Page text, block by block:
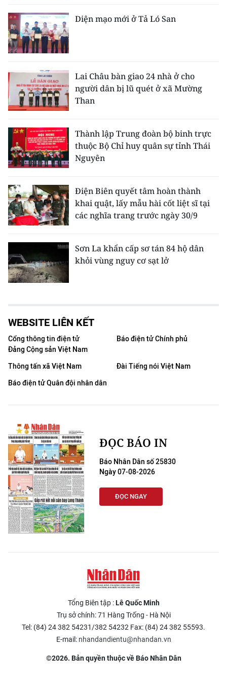
Diện mạo mới ở Tả Ló San
Lai Châu bàn giao 24 nhà ở cho
người dân bị lũ quét ở xã Mường
Than
Thành lập Trung đoàn bộ binh trực
thuộc Bộ Chỉ huy quân sự tỉnh Thái
Nguyên
Điện Biên quyết tâm hoàn thành
khai quật, lấy mẫu hài cốt liệt sĩ tại
các nghĩa trang trước ngày 30/9
Sơn La khẩn cấp sơ tán 84 hộ dân
khỏi vùng nguy cơ sạt lở
WEBSITE LIÊN KẾT
Cổng thông tin điện tử
Đảng Cộng sản Việt Nam
Báo điện tử Chính phủ
Thông tấn xã Việt Nam
Đài Tiếng nói Việt Nam
Báo điện tử Quân đội nhân dân
ĐỌC BÁO IN
Báo Nhân Dân số 25830
Ngày 07-08-2026
ĐỌC NGAY
Tổng Biên tập :Lê Quốc Minh
Trụ sở chính: 71 Hàng Trống - Hà Nội
Tel: (84) 24 382 54231/382 54232 Fax: (84) 24 382 55593.
E-mail: nhandandientu@nhandan.vn
©2026. Bản quyền thuộc về Báo Nhân Dân